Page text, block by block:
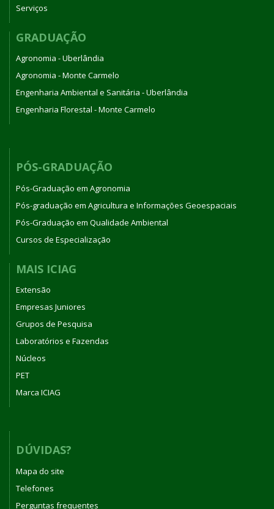
Serviços
GRADUAÇÃO
Agronomia - Uberlândia
Agronomia - Monte Carmelo
Engenharia Ambiental e Sanitária - Uberlândia
Engenharia Florestal - Monte Carmelo
PÓS-GRADUAÇÃO
Pós-Graduação em Agronomia
Pós-graduação em Agricultura e Informações Geoespaciais
Pós-Graduação em Qualidade Ambiental
Cursos de Especialização
MAIS ICIAG
Extensão
Empresas Juniores
Grupos de Pesquisa
Laboratórios e Fazendas
Núcleos
PET
Marca ICIAG
DÚVIDAS?
Mapa do site
Telefones
Perguntas frequentes